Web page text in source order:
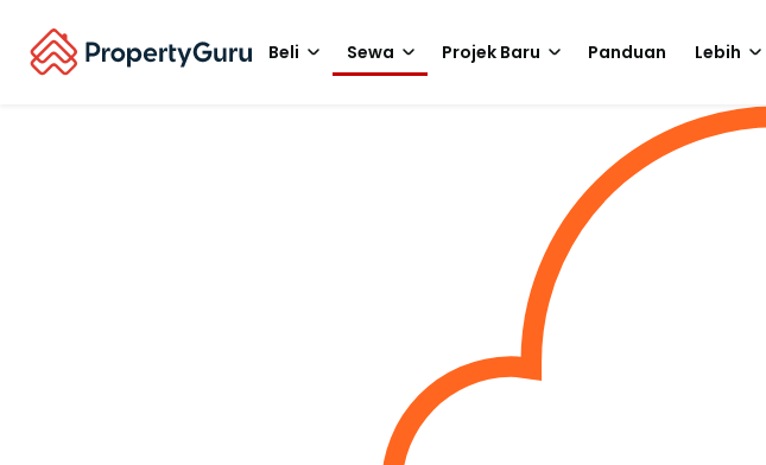
Beli Sewa Projek Baru Panduan Lebih